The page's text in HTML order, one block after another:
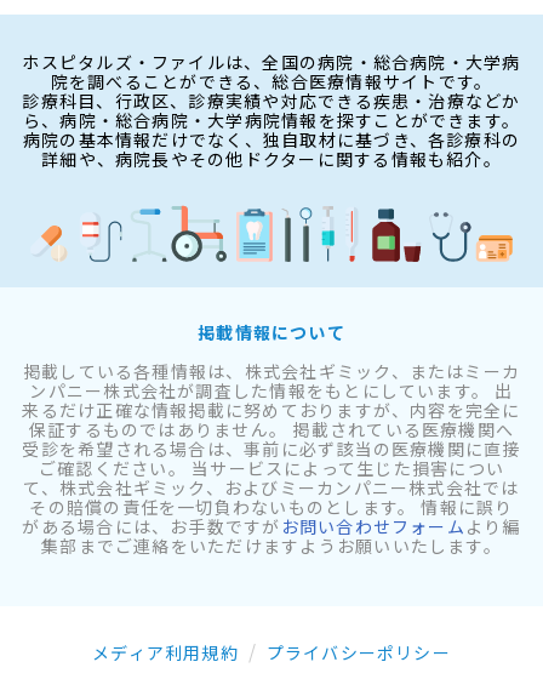
ホスピタルズ・ファイルは、全国の病院・総合病院・大学病
院を調べることができる、総合医療情報サイトです。
診療科目、行政区、診療実績や対応できる疾患・治療などか
ら、病院・総合病院・大学病院情報を探すことができます。
病院の基本情報だけでなく、独自取材に基づき、各診療科の
詳細や、病院長やその他ドクターに関する情報も紹介。
掲載情報について
掲載している各種情報は、株式会社ギミック、またはミーカ
ンパニー株式会社が調査した情報をもとにしています。 出
来るだけ正確な情報掲載に努めておりますが、内容を完全に
保証するものではありません。 掲載されている医療機関へ
受診を希望される場合は、事前に必ず該当の医療機関に直接
ご確認ください。 当サービスによって生じた損害につい
て、株式会社ギミック、およびミーカンパニー株式会社では
その賠償の責任を一切負わないものとします。 情報に誤り
がある場合には、お手数ですが お問い合わせフォーム より編
集部までご連絡をいただけますようお願いいたします。
メディア利用規約 プライバシーポリシー